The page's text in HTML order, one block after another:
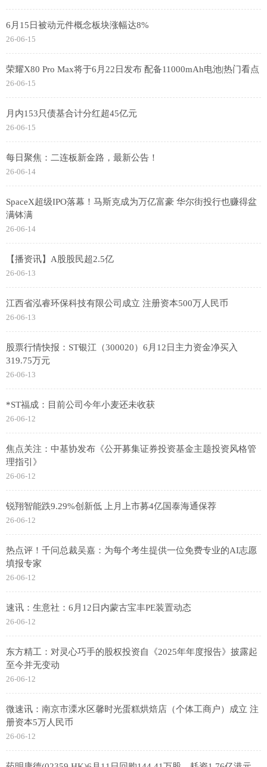
6月15日被动元件概念板块涨幅达8%
26-06-15
荣耀X80 Pro Max将于6月22日发布 配备11000mAh电池|热门看点
26-06-15
月内153只债基合计分红超45亿元
26-06-15
每日聚焦：二连板新金路，最新公告！
26-06-14
SpaceX超级IPO落幕！马斯克成为万亿富豪 华尔街投行也赚得盆
满钵满
26-06-14
【播资讯】A股股民超2.5亿
26-06-13
江西省泓睿环保科技有限公司成立 注册资本500万人民币
26-06-13
股票行情快报：ST银江（300020）6月12日主力资金净买入
319.75万元
26-06-13
*ST福成：目前公司今年小麦还未收获
26-06-12
焦点关注：中基协发布《公开募集证券投资基金主题投资风格管
理指引》
26-06-12
锐翔智能跌9.29%创新低 上月上市募4亿国泰海通保荐
26-06-12
热点评！千问总裁吴嘉：为每个考生提供一位免费专业的AI志愿
填报专家
26-06-12
速讯：生意社：6月12日内蒙古宝丰PE装置动态
26-06-12
东方精工：对灵心巧手的股权投资自《2025年年度报告》披露起
至今并无变动
26-06-12
微速讯：南京市溧水区馨时光蛋糕烘焙店（个体工商户）成立 注
册资本5万人民币
26-06-12